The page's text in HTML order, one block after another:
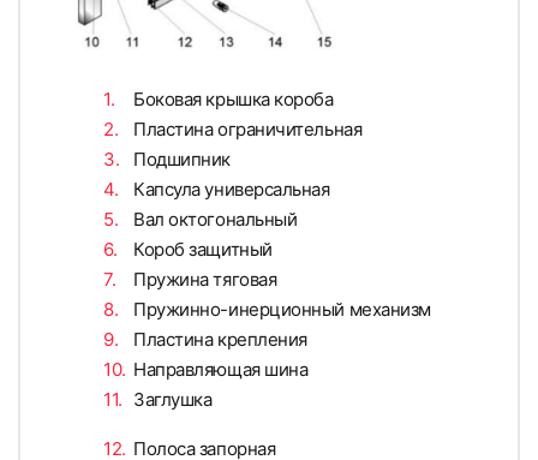
Боковая крышка короба
Пластина ограничительная
Подшипник
Капсула универсальная
Вал октогональный
Короб защитный
Пружина тяговая
Пружинно-инерционный механизм
Пластина крепления
Направляющая шина
Заглушка
Полоса запорная